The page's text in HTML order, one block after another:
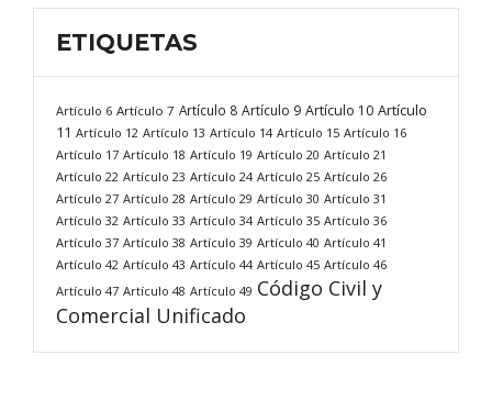
ETIQUETAS
Artículo 6 Artículo 7 Artículo 8 Artículo 9 Artículo 10 Artículo
11 Artículo 12 Artículo 13 Artículo 14 Artículo 15 Artículo 16
Artículo 17 Artículo 18 Artículo 19 Artículo 20 Artículo 21
Artículo 22 Artículo 23 Artículo 24 Artículo 25 Artículo 26
Artículo 27 Artículo 28 Artículo 29 Artículo 30 Artículo 31
Artículo 32 Artículo 33 Artículo 34 Artículo 35 Artículo 36
Artículo 37 Artículo 38 Artículo 39 Artículo 40 Artículo 41
Artículo 42 Artículo 43 Artículo 44 Artículo 45 Artículo 46
Artículo 47 Artículo 48 Artículo 49 Código Civil y
Comercial Unificado